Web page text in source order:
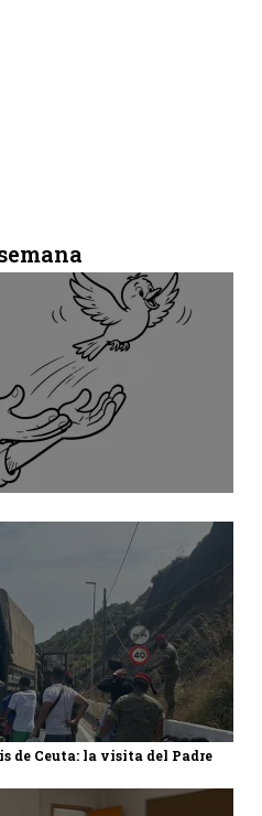
de Ceuta: la visita del Padre